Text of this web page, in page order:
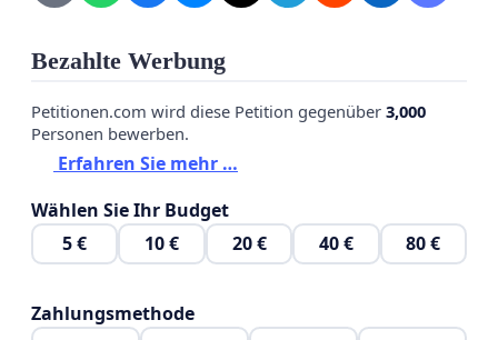
Bezahlte Werbung
Petitionen.com wird diese Petition gegenüber 3,000
Personen bewerben.
Erfahren Sie mehr …
Wählen Sie Ihr Budget
5 €
10 € 20 € 40 € 80 €
Zahlungsmethode